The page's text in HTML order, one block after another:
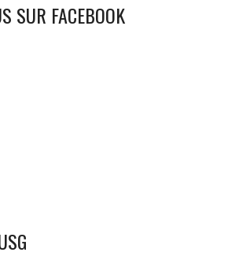
SUR FACEBOOK